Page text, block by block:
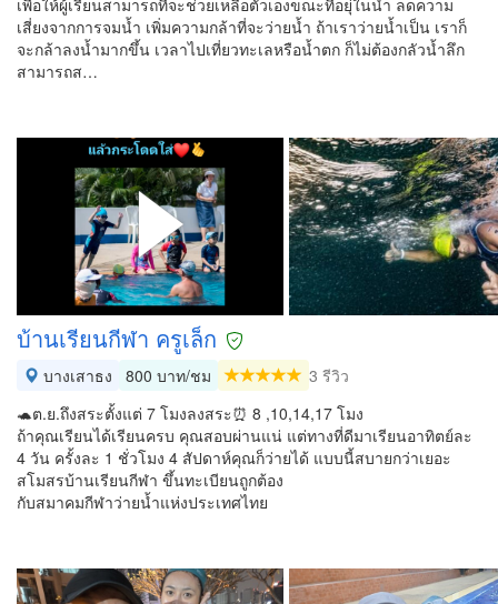
เพื่อให้ผู้เรียนสามารถที่จะช่วยเหลือตัวเองขณะที่อยุ่ในน้ำ ลดความ
เสี่ยงจากการจมน้ำ เพิ่มความกล้าที่จะว่ายน้ำ ถ้าเราว่ายน้ำเป็น เราก็
จะกล้าลงน้ำมากขึ้น เวลาไปเที่ยวทะเลหรือน้ำตก ก็ไม่ต้องกลัวน้ำลึก
สามารถส…
บ้านเรียนกีฬา ครูเล็ก
บางเสาธง 800 บาท/ชม
3 รีวิว
🐢ต.ย.ถึงสระตั้งแต่ 7 โมงลงสระ⏰ 8 ,10,14,17 โมง
ถ้าคุณเรียนได้เรียนครบ คุณสอบผ่านแน่ แต่ทางที่ดีมาเรียนอาทิตย์ละ
4 วัน ครั้งละ 1 ชั่วโมง 4 สัปดาห์คุณก็ว่ายได้ แบบนี้สบายกว่าเยอะ
สโมสรบ้านเรียนกีฬา ขึ้นทะเบียนถูกต้อง
กับสมาคมกีฬาว่ายน้ำแห่งประเทศไทย